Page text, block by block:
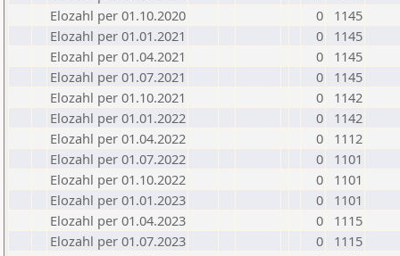
Elozahl per 01.10.2020
0
1145
Elozahl per 01.01.2021
0
1145
Elozahl per 01.04.2021
0
1145
Elozahl per 01.07.2021
0
1145
Elozahl per 01.10.2021
0
1142
Elozahl per 01.01.2022
0
1142
Elozahl per 01.04.2022
0
1112
Elozahl per 01.07.2022
0
1101
Elozahl per 01.10.2022
0
1101
Elozahl per 01.01.2023
0
1101
Elozahl per 01.04.2023
0
1115
Elozahl per 01.07.2023
0
1115